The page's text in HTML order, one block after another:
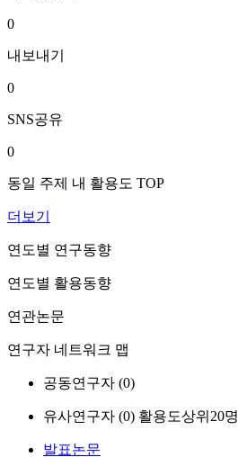
0
내보내기
0
SNS공유
0
동일 주제 내 활용도 TOP
더보기
연도별 연구동향
연도별 활용동향
연관논문
연구자 네트워크 맵
공동연구자 (0)
유사연구자 (0) 활용도상위20명
발표논문